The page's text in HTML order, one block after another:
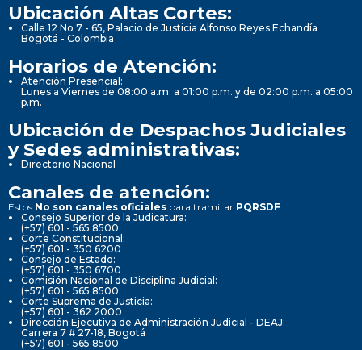
Ubicación Altas Cortes:
Calle 12 No 7 - 65, Palacio de Justicia Alfonso Reyes Echandía
Bogotá - Colombia
Horarios de Atención:
Atención Presencial:
Lunes a Viernes de 08:00 a.m. a 01:00 p.m. y de 02:00 p.m. a 05:00
p.m.
Ubicación de Despachos Judiciales
y Sedes administrativas:
Directorio Nacional
Canales de atención:
Estos No son canales oficiales para tramitar PQRSDF
Consejo Superior de la Judicatura:
(+57) 601 - 565 8500
Corte Constitucional:
(+57) 601 - 350 6200
Consejo de Estado:
(+57) 601 - 350 6700
Comisión Nacional de Disciplina Judicial:
(+57) 601 - 565 8500
Corte Suprema de Justicia:
(+57) 601 - 362 2000
Dirección Ejecutiva de Administración Judicial - DEAJ:
Carrera 7 # 27-18, Bogotá
(+57) 601 - 565 8500